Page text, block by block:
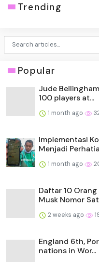
Trending
Popular
Jude
100 players at...
1 month ago
Implementasi
Menjadi
1 month ago
Daftar 10
Musk Nomor
2 weeks ago
England 6th,
nations in Wor...